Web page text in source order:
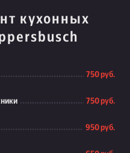
кухонных
750 руб.
750 руб.
950 руб.